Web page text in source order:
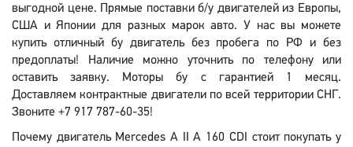
выгодной цене. Прямые поставки б/у двигателей из Европы,
США и Японии для разных марок авто. У нас вы можете
купить отличный бу двигатель без пробега по РФ и без
предоплаты! Наличие можно уточнить по телефону или
оставить заявку. Моторы бу с гарантией 1 месяц.
Доставляем контрактные двигатели по всей территории СНГ.
Звоните +7 917 787-60-35!
Почему двигатель Mercedes A II A 160 CDI стоит покупать у